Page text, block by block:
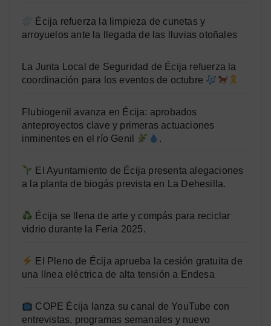
Écija refuerza la limpieza de cunetas y
arroyuelos ante la llegada de las lluvias otoñales
La Junta Local de Seguridad de Écija refuerza la
coordinación para los eventos de octubre
Flubiogenil avanza en Écija: aprobados
anteproyectos clave y primeras actuaciones
inminentes en el río Genil
.
El Ayuntamiento de Écija presenta alegaciones
a la planta de biogás prevista en La Dehesilla.
Écija se llena de arte y compás para reciclar
vidrio durante la Feria 2025.
El Pleno de Écija aprueba la cesión gratuita de
una línea eléctrica de alta tensión a Endesa
COPE Écija lanza su canal de YouTube con
entrevistas, programas semanales y nuevo